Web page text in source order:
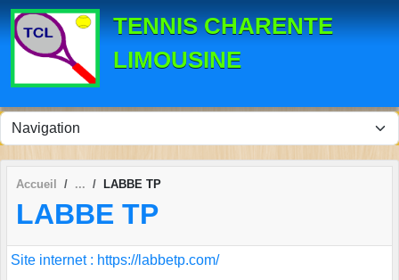
TENNIS CHARENTE
LIMOUSINE
Accueil LABBE TP
LABBE TP
Site internet : https://labbetp.com/
Panneau de gestion des cookies